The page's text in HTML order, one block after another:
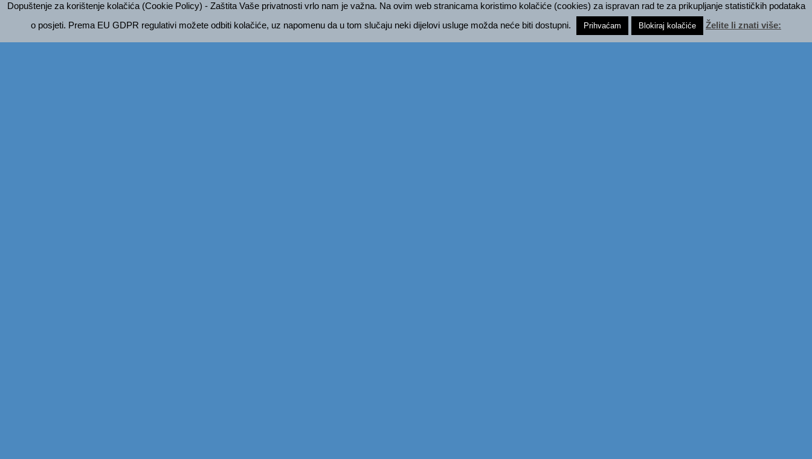
Dopuštenje za korištenje kolačića (Cookie Policy) - Zaštita Vaše privatnosti vrlo nam je važna. Na ovim web stranicama koristimo kolačiće (cookies) za ispravan rad te za prikupljanje statističkih podataka
o posjeti. Prema EU GDPR regulativi možete odbiti kolačiće, uz napomenu da u tom slučaju neki dijelovi usluge možda neće biti dostupni.
Prihvaćam Blokiraj kolačiće Želite li znati više: